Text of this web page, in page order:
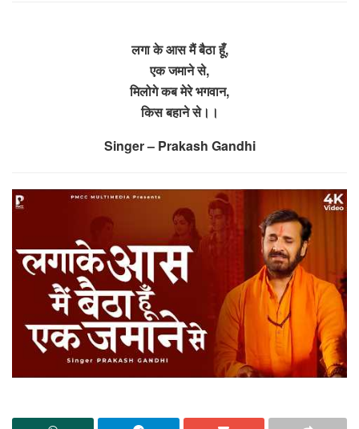
लगा के आस मैं बैठा हूँ,
एक जमाने से,
मिलोगे कब मेरे भगवान,
किस बहाने से।।
Singer – Prakash Gandhi